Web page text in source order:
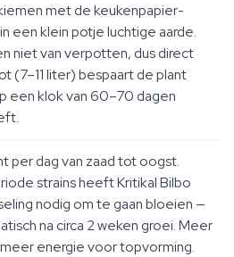
met de keukenpapier-
een klein potje luchtige aarde.
niet van verpotten, dus direct
(7–11 liter) bespaart de plant
een klok van 60–70 dagen
per dag van zaad tot oogst.
strains heeft Kritikal Bilbo
nodig om te gaan bloeien —
na circa 2 weken groei. Meer
energie voor topvorming.